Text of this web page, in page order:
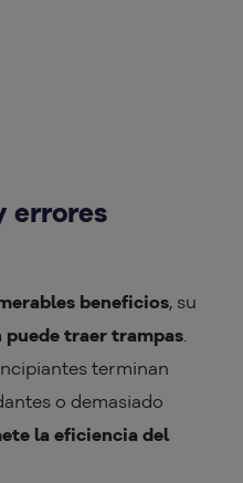
errores
beneficios, su
puede traer trampas.
terminan
o demasiado
la eficiencia del